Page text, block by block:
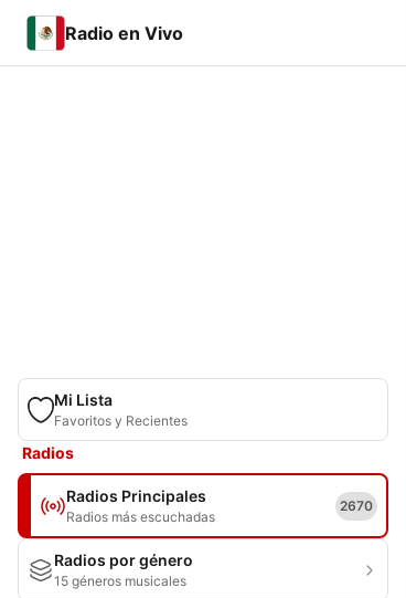
Radio en Vivo
Mi Lista
Favoritos y Recientes
Radios
Radios Principales
Radios más escuchadas
2670
Radios por género
15 géneros musicales